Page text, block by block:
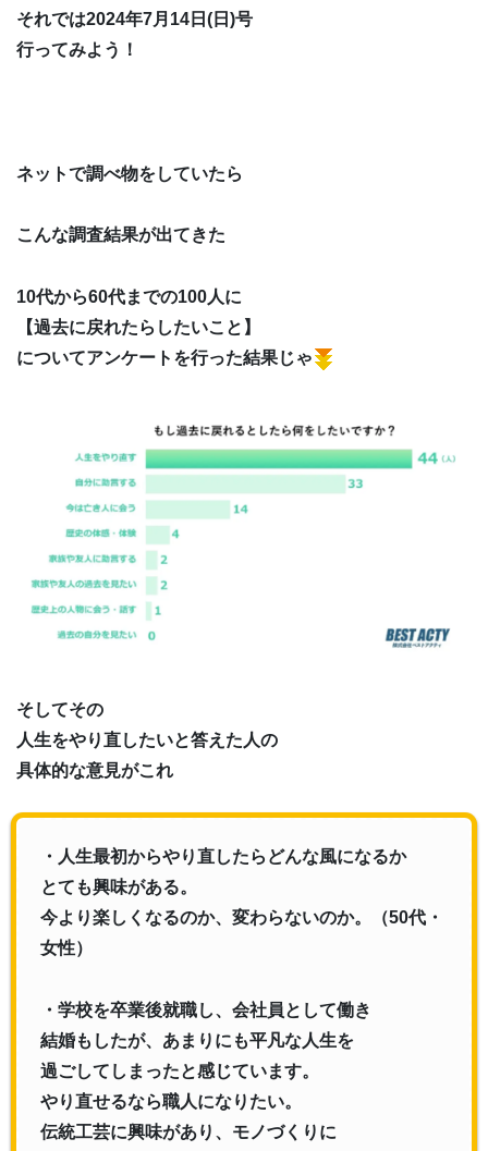
それでは2024年7月14日(日)号
行ってみよう！
ネットで調べ物をしていたら
こんな調査結果が出てきた
10代から60代までの100人に
【過去に戻れたらしたいこと】
についてアンケートを行った結果じゃ
そしてその
人生をやり直したいと答えた人の
具体的な意見がこれ
・人生最初からやり直したらどんな風になるか
とても興味がある。
今より楽しくなるのか、変わらないのか。（50代・
女性）
・学校を卒業後就職し、会社員として働き
結婚もしたが、あまりにも平凡な人生を
過ごしてしまったと感じています。
やり直せるなら職人になりたい。
伝統工芸に興味があり、モノづくりに